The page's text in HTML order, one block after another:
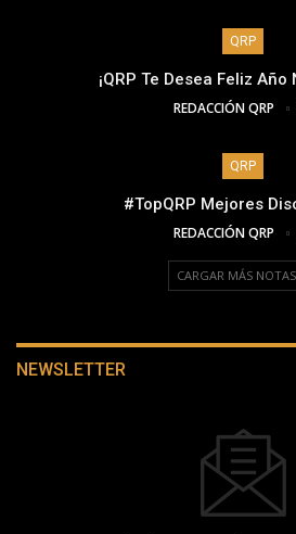
QRP
¡QRP Te Desea Feliz Año
REDACCIÓN QRP
QRP
#TopQRP Mejores
REDACCIÓN QRP
CARGAR MÁS NOTAS
NEWSLETTER